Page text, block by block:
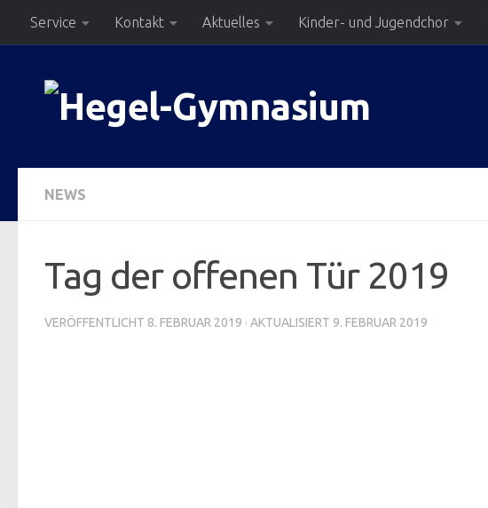
Zum Inhalt springen
Service Kontakt Aktuelles Kinder- und Jugendchor
NEWS
Tag der offenen Tür 2019
VERÖFFENTLICHT 8. FEBRUAR 2019 · AKTUALISIERT 9. FEBRUAR 2019